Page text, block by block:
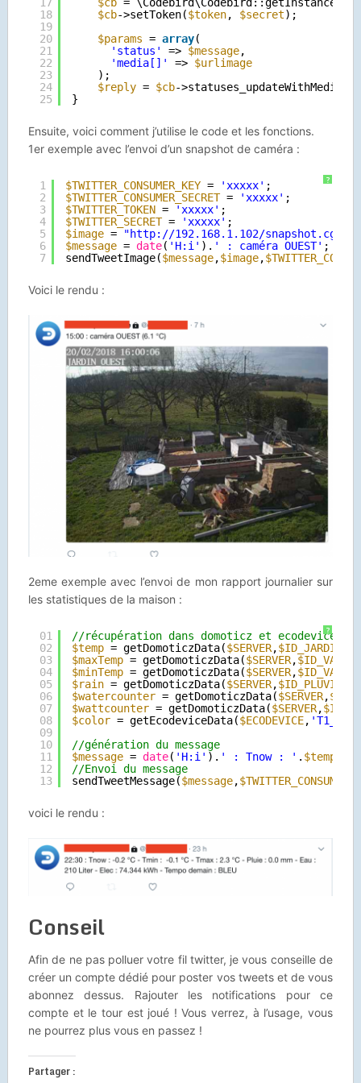
18
19
20
21
22
23
24
25
$cb->setToken($token, $secret);
$params = array(
'status'
=> $message,
'media[]'
=> $urlimage
);
$reply = $cb->statuses_updateWithMedia(
}
Ensuite, voici comment j’utilise le code et les fonctions.
1er exemple avec l’envoi d’un snapshot de caméra :
?
1
2
3
4
5
6
7
$TWITTER_CONSUMER_KEY = 'xxxxx' ;
$TWITTER_CONSUMER_SECRET = 'xxxxx' ;
$TWITTER_TOKEN = 'xxxxx' ;
$TWITTER_SECRET = 'xxxxx' ;
$image = "http://192.168.1.102/
$message = date( 'H:i' ). ' : caméra OUEST' ;
sendTweetImage($message,$image,
Voici le rendu :
2eme exemple avec l’envoi de mon rapport journalier sur
les statistiques de la maison :
?
01
02
03
04
05
06
07
08
09
10
11
12
13
//récupération dans domoticz et ecodevices
$temp = getDomoticzData($SERVER,$ID_JARDIN
$maxTemp = getDomoticzData($SERVER,
$minTemp = getDomoticzData($SERVER,
$rain = getDomoticzData($SERVER,$ID_PLUVIO
$watercounter = getDomoticzData($SERVER,
$wattcounter = getDomoticzData($SERVER,
$color = getEcodeviceData($ECODEVICE,
//génération du message
$message = date( 'H:i' ). ' : Tnow : ' . $temp
//Envoi du message
sendTweetMessage($message,
voici le rendu :
Conseil
Afin de ne pas polluer votre fil twitter, je vous conseille de
créer un compte dédié pour poster vos tweets et de vous
abonnez dessus. Rajouter les notifications pour ce
compte et le tour est joué ! Vous verrez, à l’usage, vous
ne pourrez plus vous en passez !
Partager :